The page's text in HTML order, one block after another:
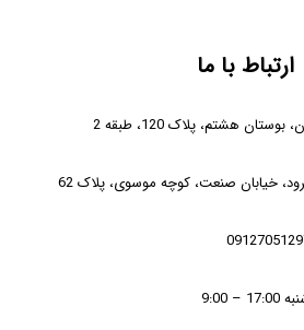
ارتباط با ما
هشتم، پلاک 120، طبقه 2
خیابان صنعت، کوچه موسوی، پلاک 62